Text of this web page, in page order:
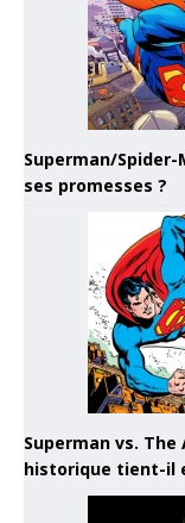
Superman/
ses promesses ?
Superman vs.
historique tient-il